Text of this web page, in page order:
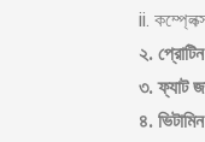
ii.
২.
৩. ফ্যাট
৪.